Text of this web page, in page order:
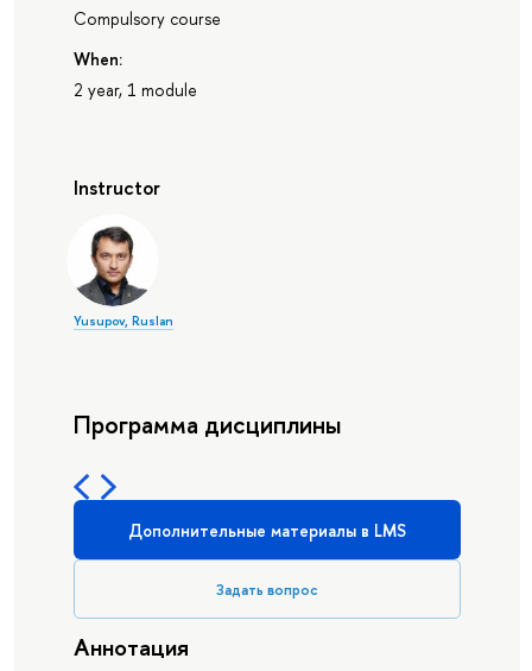
Compulsory course
When:
2 year, 1 module
Instructor
Yusupov, Ruslan
Программа дисциплины
Дополнительные материалы в LMS
Задать вопрос
Аннотация